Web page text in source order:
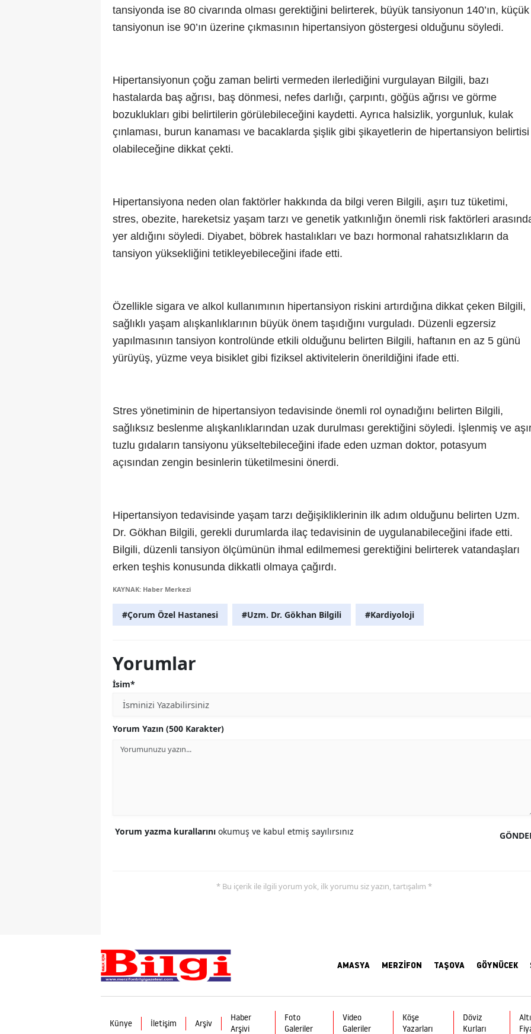
tansiyonda ise 80 civarında olması gerektiğini belirterek, büyük tansiyonun 140’ın, küçük
tansiyonun ise 90’ın üzerine çıkmasının hipertansiyon göstergesi olduğunu söyledi.
Hipertansiyonun çoğu zaman belirti vermeden ilerlediğini vurgulayan Bilgili, bazı
hastalarda baş ağrısı, baş dönmesi, nefes darlığı, çarpıntı, göğüs ağrısı ve görme
bozuklukları gibi belirtilerin görülebileceğini kaydetti. Ayrıca halsizlik, yorgunluk, kulak
çınlaması, burun kanaması ve bacaklarda şişlik gibi şikayetlerin de hipertansiyon belirtisi
olabileceğine dikkat çekti.
Hipertansiyona neden olan faktörler hakkında da bilgi veren Bilgili, aşırı tuz tüketimi,
stres, obezite, hareketsiz yaşam tarzı ve genetik yatkınlığın önemli risk faktörleri
yer aldığını söyledi. Diyabet, böbrek hastalıkları ve bazı hormonal rahatsızlıkların da
tansiyon yüksekliğini tetikleyebileceğini ifade etti.
Özellikle sigara ve alkol kullanımının hipertansiyon riskini artırdığına dikkat çeken Bilgili,
sağlıklı yaşam alışkanlıklarının büyük önem taşıdığını vurguladı. Düzenli egzersiz
yapılmasının tansiyon kontrolünde etkili olduğunu belirten Bilgili, haftanın en az 5 günü
yürüyüş, yüzme veya bisiklet gibi fiziksel aktivitelerin önerildiğini ifade etti.
Stres yönetiminin de hipertansiyon tedavisinde önemli rol oynadığını belirten Bilgili,
sağlıksız beslenme alışkanlıklarından uzak durulması gerektiğini söyledi. İşlenmiş ve
tuzlu gıdaların tansiyonu yükseltebileceğini ifade eden uzman doktor, potasyum
açısından zengin besinlerin tüketilmesini önerdi.
Hipertansiyon tedavisinde yaşam tarzı değişikliklerinin ilk adım olduğunu belirten Uzm.
Dr. Gökhan Bilgili, gerekli durumlarda ilaç tedavisinin de uygulanabileceğini ifade etti.
Bilgili, düzenli tansiyon ölçümünün ihmal edilmemesi gerektiğini belirterek vatandaşları
erken teşhis konusunda dikkatli olmaya çağırdı.
KAYNAK: Haber Merkezi
#Çorum Özel Hastanesi #Uzm. Dr. Gökhan Bilgili #Kardiyoloji
Yorumlar
İsim*
Yorum Yazın (500 Karakter)
Yorum yazma kurallarını okumuş ve kabul etmiş sayılırsınız
* Bu içerik ile ilgili yorum yok, ilk yorumu siz yazın, tartışalım *
AMASYA MERZİFON TAŞOVA GÖYNÜCEK
Künye İletişim Arşiv
Haber
Arşivi
Foto
Galeriler
Video
Galeriler
Köşe
Yazarları
Döviz
Kurları